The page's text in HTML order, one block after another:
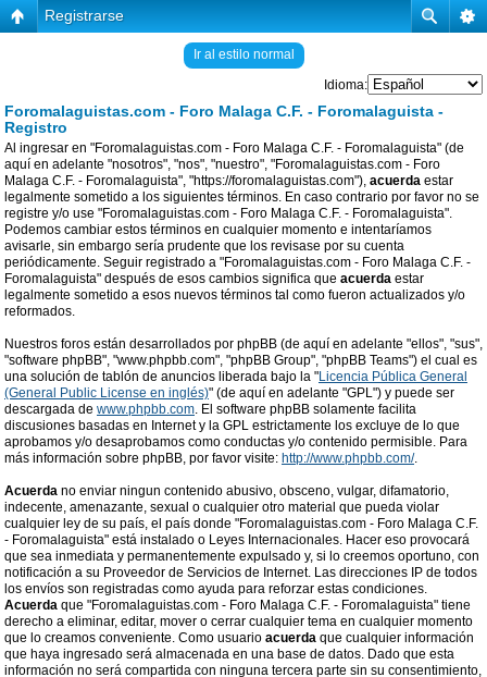
Registrarse
Ir al estilo normal
Idioma:
Foromalaguistas.com - Foro Malaga C.F. - Foromalaguista -
Registro
Al ingresar en "Foromalaguistas.com - Foro Malaga C.F. - Foromalaguista" (de
aquí en adelante "nosotros", "nos", "nuestro", "Foromalaguistas.com - Foro
Malaga C.F. - Foromalaguista", "https://foromalaguistas.com"), acuerda estar
legalmente sometido a los siguientes términos. En caso contrario por favor no se
registre y/o use "Foromalaguistas.com - Foro Malaga C.F. - Foromalaguista".
Podemos cambiar estos términos en cualquier momento e intentaríamos
avisarle, sin embargo sería prudente que los revisase por su cuenta
periódicamente. Seguir registrado a "Foromalaguistas.com - Foro Malaga C.F. -
Foromalaguista" después de esos cambios significa que acuerda estar
legalmente sometido a esos nuevos términos tal como fueron actualizados y/o
reformados.
Nuestros foros están desarrollados por phpBB (de aquí en adelante "ellos", "sus",
"software phpBB", "www.phpbb.com", "phpBB Group", "phpBB Teams") el cual es
una solución de tablón de anuncios liberada bajo la "Licencia Pública General
(General Public License en inglés)" (de aquí en adelante "GPL") y puede ser
descargada de www.phpbb.com. El software phpBB solamente facilita
discusiones basadas en Internet y la GPL estrictamente los excluye de lo que
aprobamos y/o desaprobamos como conductas y/o contenido permisible. Para
más información sobre phpBB, por favor visite: http://www.phpbb.com/.
Acuerda no enviar ningun contenido abusivo, obsceno, vulgar, difamatorio,
indecente, amenazante, sexual o cualquier otro material que pueda violar
cualquier ley de su país, el país donde "Foromalaguistas.com - Foro Malaga C.F.
- Foromalaguista" está instalado o Leyes Internacionales. Hacer eso provocará
que sea inmediata y permanentemente expulsado y, si lo creemos oportuno, con
notificación a su Proveedor de Servicios de Internet. Las direcciones IP de todos
los envíos son registradas como ayuda para reforzar estas condiciones.
Acuerda que "Foromalaguistas.com - Foro Malaga C.F. - Foromalaguista" tiene
derecho a eliminar, editar, mover o cerrar cualquier tema en cualquier momento
que lo creamos conveniente. Como usuario acuerda que cualquier información
que haya ingresado será almacenada en una base de datos. Dado que esta
información no será compartida con ninguna tercera parte sin su consentimiento,